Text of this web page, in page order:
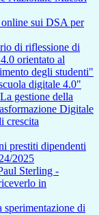
sui DSA per
di riflessione di
orientato al
degli studenti"
digitale 4.0"
gestione della
Digitale
crescita
prestiti dipendenti
2025
Sterling -
in
di